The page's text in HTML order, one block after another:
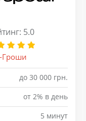
5.0
Гроши
до 30 000 грн.
от 2% в день
5 минут